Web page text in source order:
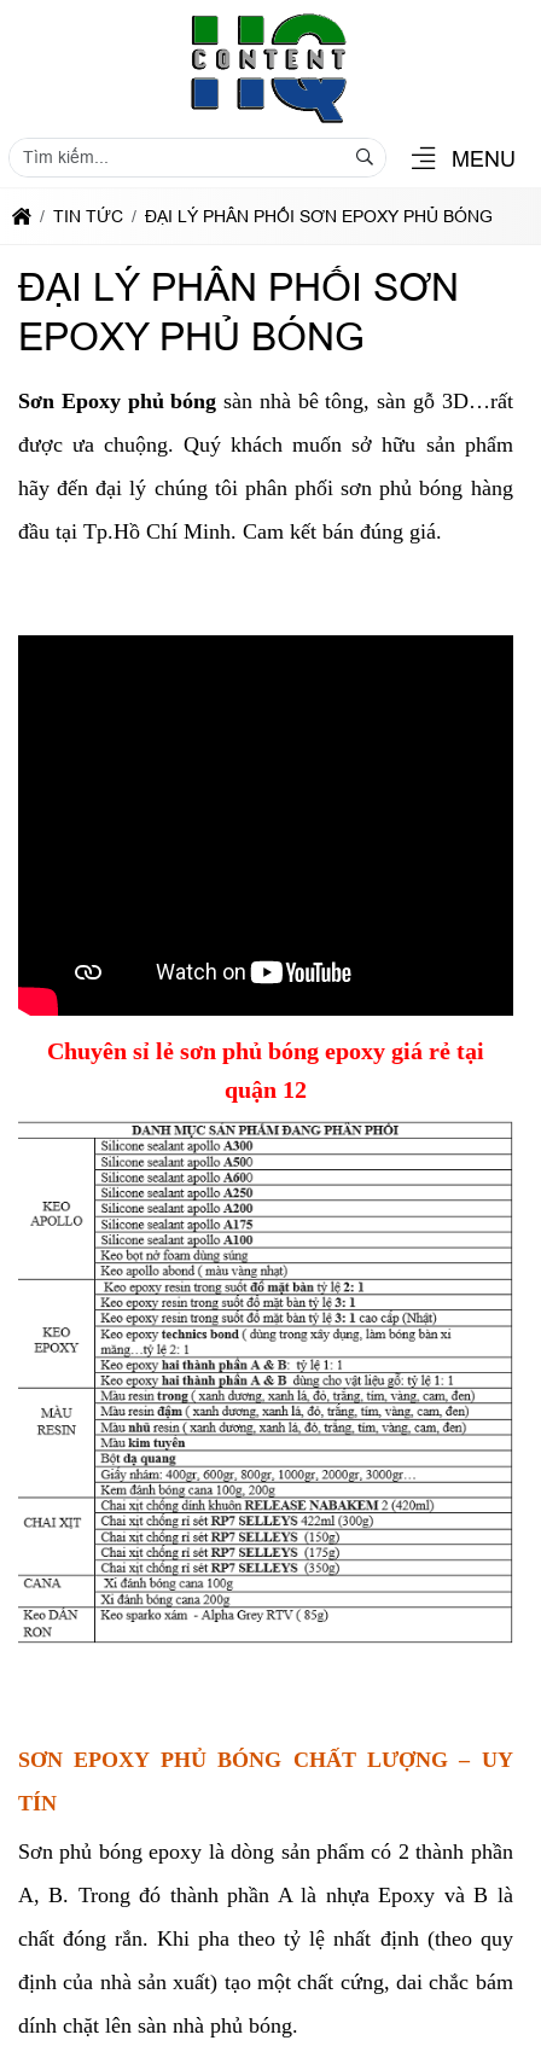
MENU
TIN TỨC ĐẠI LÝ PHÂN PHỐI SƠN EPOXY PHỦ BÓNG
ĐẠI LÝ PHÂN PHỐI SƠN
EPOXY PHỦ BÓNG
Sơn Epoxy phủ bóng sàn nhà bê tông, sàn gỗ 3D…rất
được ưa chuộng. Quý khách muốn sở hữu sản phẩm
hãy đến đại lý chúng tôi phân phối sơn phủ bóng hàng
đầu tại Tp.Hồ Chí Minh. Cam kết bán đúng giá.
Chuyên sỉ lẻ sơn phủ bóng epoxy giá rẻ tại
quận 12
SƠN EPOXY PHỦ BÓNG CHẤT LƯỢNG – UY
TÍN
Sơn phủ bóng epoxy là dòng sản phẩm có 2 thành phần
A, B. Trong đó thành phần A là nhựa Epoxy và B là
chất đóng rắn. Khi pha theo tỷ lệ nhất định (theo quy
định của nhà sản xuất) tạo một chất cứng, dai chắc bám
dính chặt lên sàn nhà phủ bóng.